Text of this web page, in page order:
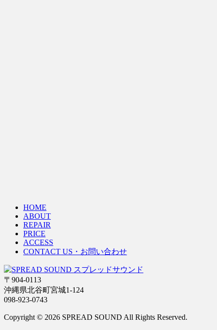
HOME
ABOUT
REPAIR
PRICE
ACCESS
CONTACT US・お問い合わせ
〒904-0113
沖縄県北谷町宮城1-124
098-923-0743
Copyright © 2026 SPREAD SOUND All Rights Reserved.